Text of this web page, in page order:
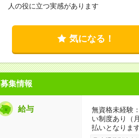
人の役に立つ実感があります
気になる！
募集情報
給与
無資格未経験
い制度あり（
払いとなります